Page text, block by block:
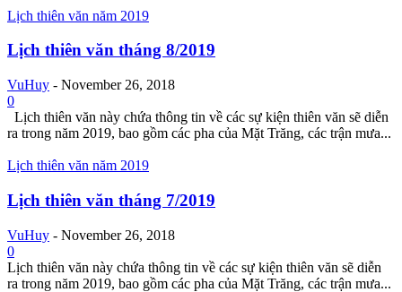
Lịch thiên văn năm 2019
Lịch thiên văn tháng 8/2019
VuHuy - November 26, 2018
0
Lịch thiên văn này chứa thông tin về các sự kiện thiên văn sẽ diễn
ra trong năm 2019, bao gồm các pha của Mặt Trăng, các trận mưa...
Lịch thiên văn năm 2019
Lịch thiên văn tháng 7/2019
VuHuy - November 26, 2018
0
Lịch thiên văn này chứa thông tin về các sự kiện thiên văn sẽ diễn
ra trong năm 2019, bao gồm các pha của Mặt Trăng, các trận mưa...